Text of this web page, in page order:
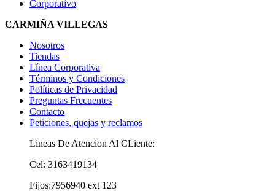
Corporativo
CARMIÑA VILLEGAS
Nosotros
Tiendas
Línea Corporativa
Términos y Condiciones
Políticas de Privacidad
Preguntas Frecuentes
Contacto
Peticiones, quejas y reclamos
Lineas De Atencion Al CLiente:
Cel: 3163419134
Fijos:7956940 ext 123